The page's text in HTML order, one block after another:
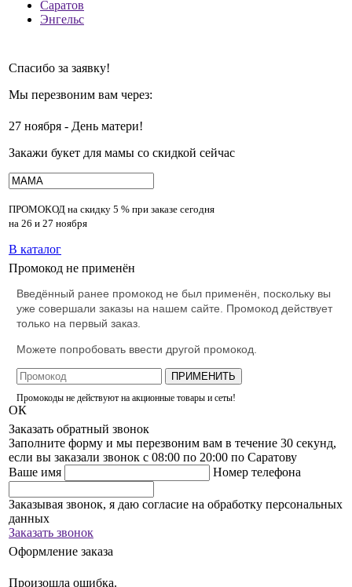
Саратов
Энгельс
Спасибо за заявку!
Мы перезвоним вам через:
27 ноября - День матери!
Закажи букет для мамы со скидкой сейчас
ПРОМОКОД на скидку 5 % при заказе сегодня
на 26 и 27 ноября
В каталог
Промокод не применён
Введённый ранее промокод не был применён, поскольку вы
уже совершали заказы на нашем сайте. Промокод действует
только на первый заказ.
Можете попробовать ввести другой промокод.
ПРИМЕНИТЬ
Промокоды не действуют на акционные товары и сеты!
ОК
Заказать обратный звонок
Заполните форму и мы перезвоним вам в течение 30 секунд,
если вы заказали звонок с 08:00 по 20:00 по Саратову
Ваше имя
Номер телефона
Заказывая звонок, я даю согласие на обработку персональных
данных
Заказать звонок
Оформление заказа
Произошла ошибка.